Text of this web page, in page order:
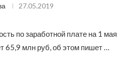
27.05.2019
по заработной плате на 1 мая
65,9 млн руб, об этом пишет …